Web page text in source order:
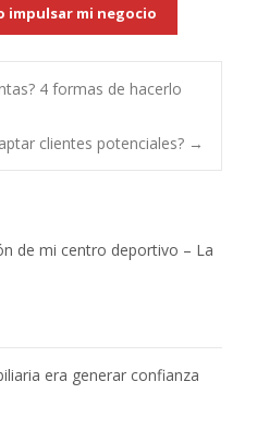
impulsar mi negocio
4 formas de hacerlo
clientes potenciales? →
de mi centro deportivo – La
era generar confianza